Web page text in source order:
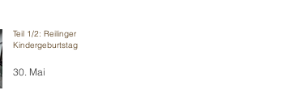
Teil 1/2: Reilinger
Kindergeburtstag
30. Mai